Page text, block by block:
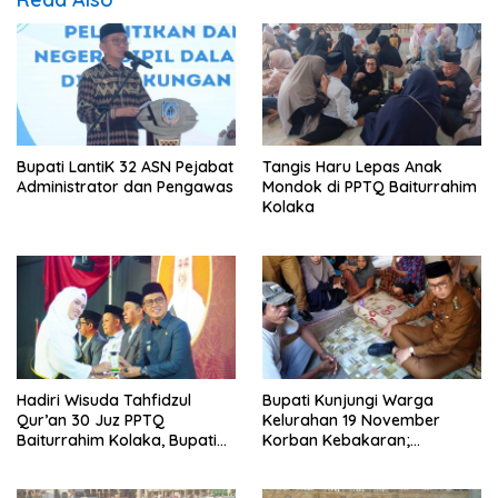
Bupati LantiK 32 ASN Pejabat
Administrator dan Pengawas
Tangis Haru Lepas Anak
Mondok di PPTQ Baiturrahim
Kolaka
Hadiri Wisuda Tahfidzul
Qur’an 30 Juz PPTQ
Baiturrahim Kolaka, Bupati
Bupati Kunjungi Warga
Kelurahan 19 November
Korban Kebakaran;